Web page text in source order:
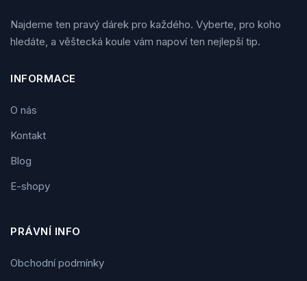
Najdeme ten pravý dárek pro každého. Vyberte, pro koho
hledáte, a věštecká koule vám napoví ten nejlepší tip.
INFORMACE
O nás
Kontakt
Blog
E-shopy
PRÁVNÍ INFO
Obchodní podmínky